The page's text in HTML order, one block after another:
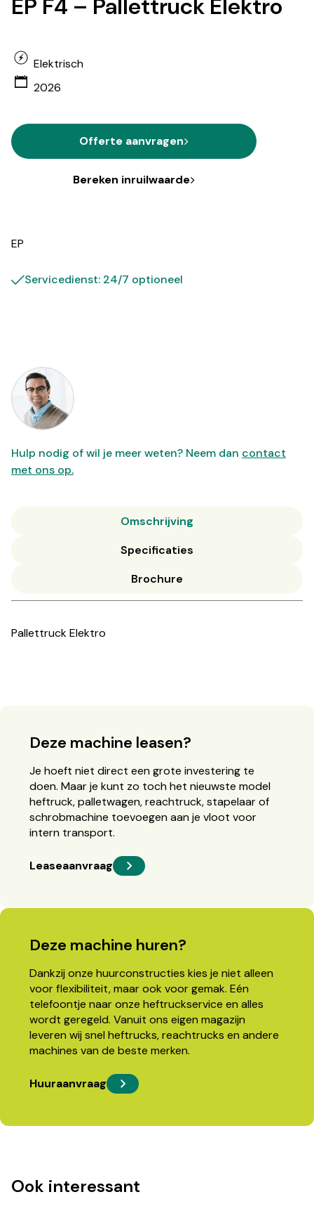
EP F4 – Pallettruck Elektro
Elektrisch
2026
Offerte aanvragen
Bereken inruilwaarde
EP
Servicedienst: 24/7 optioneel
Hulp nodig of wil je meer weten? Neem dan contact
met ons op.
Omschrijving
Specificaties
Brochure
Pallettruck Elektro
Deze machine leasen?
Je hoeft niet direct een grote investering te
doen. Maar je kunt zo toch het nieuwste model
heftruck, palletwagen, reachtruck, stapelaar of
schrobmachine toevoegen aan je vloot voor
intern transport.
Leaseaanvraag
Deze machine huren?
Dankzij onze huurconstructies kies je niet alleen
voor flexibiliteit, maar ook voor gemak. Eén
telefoontje naar onze heftruckservice en alles
wordt geregeld. Vanuit ons eigen magazijn
leveren wij snel heftrucks, reachtrucks en andere
machines van de beste merken.
Huuraanvraag
Ook interessant